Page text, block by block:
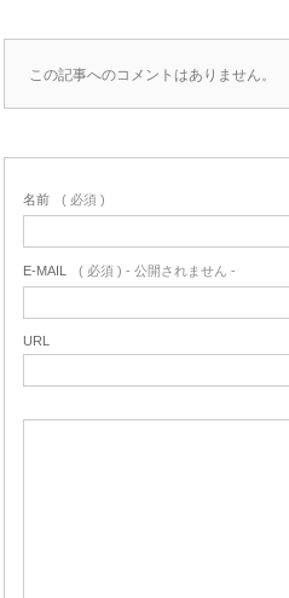
この記事へのコメントはありません。
名前 ( 必須 )
E-MAIL ( 必須 ) - 公開されません -
URL